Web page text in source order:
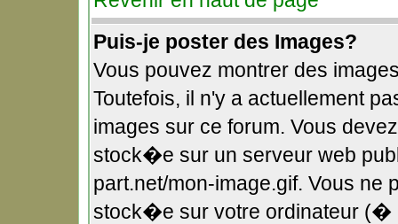
Puis-je poster des Images?
Vous pouvez montrer des
Toutefois, il n'y a actuellement
images sur ce forum. Vous
stock�e sur un serveur web
part.net/mon-image.gif. Vous
stock�e sur votre ordinateur (�